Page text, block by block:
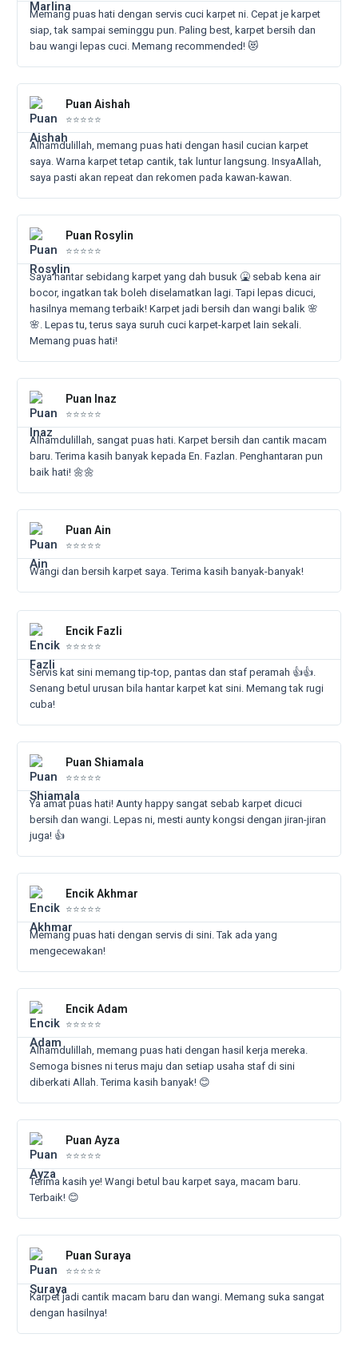
Memang puas hati dengan servis cuci karpet ni. Cepat je karpet
siap, tak sampai seminggu pun. Paling best, karpet bersih dan
bau wangi lepas cuci. Memang recommended! 😻
Puan Aishah
⭐⭐⭐⭐⭐
Alhamdulillah, memang puas hati dengan hasil cucian karpet
saya. Warna karpet tetap cantik, tak luntur langsung. InsyaAllah,
saya pasti akan repeat dan rekomen pada kawan-kawan.
Puan Rosylin
⭐⭐⭐⭐⭐
Saya hantar sebidang karpet yang dah busuk 🤮 sebab kena air
bocor, ingatkan tak boleh diselamatkan lagi. Tapi lepas dicuci,
hasilnya memang terbaik! Karpet jadi bersih dan wangi balik 🌸
🌸. Lepas tu, terus saya suruh cuci karpet-karpet lain sekali.
Memang puas hati!
Puan Inaz
⭐⭐⭐⭐⭐
Alhamdulillah, sangat puas hati. Karpet bersih dan cantik macam
baru. Terima kasih banyak kepada En. Fazlan. Penghantaran pun
baik hati! 🌼🌼
Puan Ain
⭐⭐⭐⭐⭐
Wangi dan bersih karpet saya. Terima kasih banyak-banyak!
Encik Fazli
⭐⭐⭐⭐⭐
Servis kat sini memang tip-top, pantas dan staf peramah 👍👍.
Senang betul urusan bila hantar karpet kat sini. Memang tak rugi
cuba!
Puan Shiamala
⭐⭐⭐⭐⭐
Ya amat puas hati! Aunty happy sangat sebab karpet dicuci
bersih dan wangi. Lepas ni, mesti aunty kongsi dengan jiran-jiran
juga! 👍
Encik Akhmar
⭐⭐⭐⭐⭐
Memang puas hati dengan servis di sini. Tak ada yang
mengecewakan!
Encik Adam
⭐⭐⭐⭐⭐
Alhamdulillah, memang puas hati dengan hasil kerja mereka.
Semoga bisnes ni terus maju dan setiap usaha staf di sini
diberkati Allah. Terima kasih banyak! 😊
Puan Ayza
⭐⭐⭐⭐⭐
Terima kasih ye! Wangi betul bau karpet saya, macam baru.
Terbaik! 😊
Puan Suraya
⭐⭐⭐⭐⭐
Karpet jadi cantik macam baru dan wangi. Memang suka sangat
dengan hasilnya!